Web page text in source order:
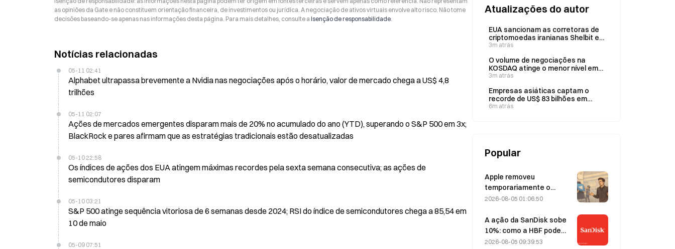
as opiniões da Gate e não constituem orientação financeira, de investimentos ou jurídica. A negociação de ativos virtuais envolve alto risco. Não tome
decisões baseando-se apenas nas informações desta página. Para mais detalhes, consulte a Isenção de responsabilidade.
Notícias relacionadas
05-11 02:41
Alphabet ultrapassa brevemente a Nvidia nas negociações após o horário, valor de mercado chega a US$ 4,8
trilhões
05-11 02:07
Ações de mercados emergentes disparam mais de 20% no acumulado do ano (YTD), superando o S&P 500 em 3x;
BlackRock e pares afirmam que as estratégias tradicionais estão desatualizadas
05-10 22:58
Os índices de ações dos EUA atingem máximas recordes pela sexta semana consecutiva; as ações de
semicondutores disparam
05-10 03:21
S&P 500 atinge sequência vitoriosa de 6 semanas desde 2024; RSI do índice de semicondutores chega a 85,54 em
10 de maio
05-09 07:51
Atualizações do autor
EUA sancionam as corretoras de
criptomoedas iranianas Shelbit e
Aban Tether por seus vínculos
3m atrás
O volume de negociações na
KOSDAQ atinge o menor nível em
11 meses em julho, em meio à
alavancados de ações individuais
3m atrás
Empresas asiáticas captam o
recorde de US$ 83 bilhões em
julho, impulsionadas pela listagem
6m atrás
Popular
Apple removeu
temporariamente o
Telegram por causa de
dizendo ter sido alvo de
um “ataque de
segurança”.
2026-08-05 01:06:50
A ação da SanDisk sobe
10%: como a HBF pode
dar início a um novo ciclo
2026-08-05 09:39:53